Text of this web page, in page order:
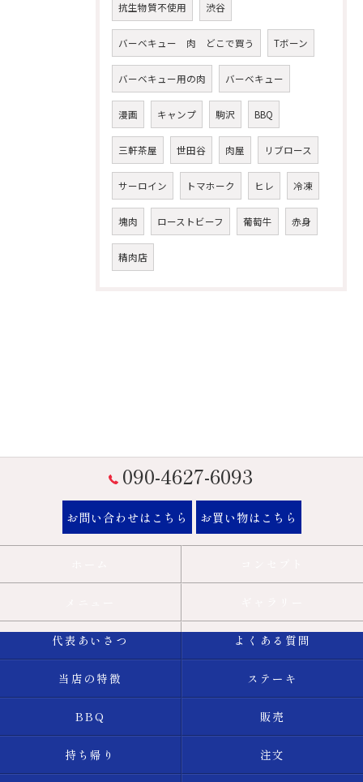
抗生物質不使用 渋谷
バーベキュー 肉 どこで買う Tボーン
バーベキュー用の肉 バーベキュー
漫画 キャンプ 駒沢 BBQ
三軒茶屋 世田谷 肉屋 リブロース
サーロイン トマホーク ヒレ 冷凍
塊肉 ローストビーフ 葡萄牛 赤身
精肉店
090-4627-6093
お問い合わせはこちら お買い物はこちら
代表あいさつ よくある質問
当店の特徴 ステーキ
BBQ 販売
持ち帰り 注文